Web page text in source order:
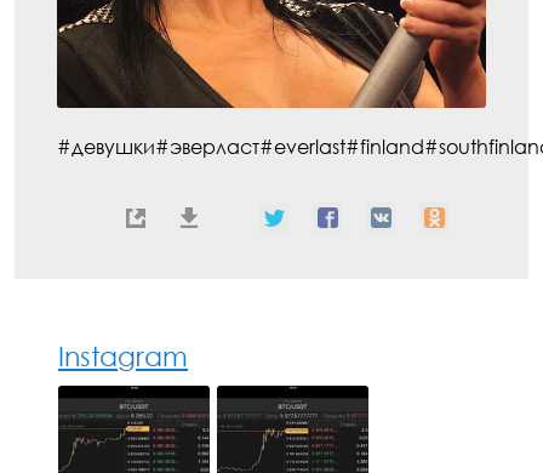
Instagram